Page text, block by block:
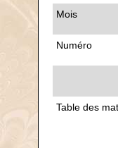
Mois
Numéro
Table des